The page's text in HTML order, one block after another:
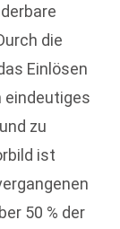
die
Einlösen
eindeutiges
zu
ist
50 % der